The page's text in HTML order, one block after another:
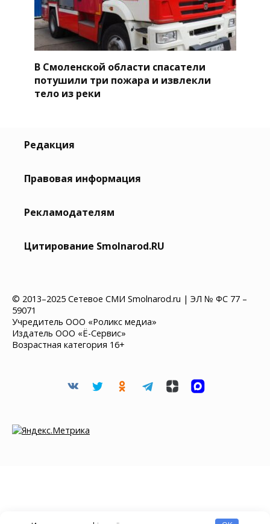
В Смоленской области спасатели
потушили три пожара и извлекли
тело из реки
Редакция
Правовая информация
Рекламодателям
Цитирование Smolnarod.RU
© 2013–2025 Сетевое СМИ Smolnarod.ru | ЭЛ № ФС 77 –
59071
Учредитель ООО «Роликс медиа»
Издатель ООО «Ё-Сервис»
Возрастная категория 16+